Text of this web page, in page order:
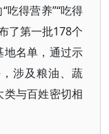
吃得营养”“吃得
了第一批178个
地名单，通过示
涉及粮油、蔬
与百姓密切相